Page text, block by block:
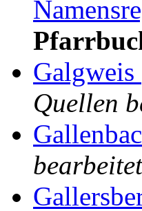
Galgweis
Quellen
bearbeitet